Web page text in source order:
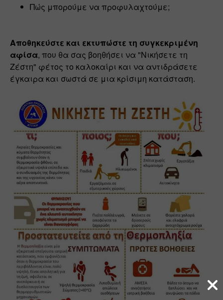
Πώς μπορούμε να προφυλαχτούμε;
Αποθηκεύστε και εκτυπώστε τη συγκεκριμένη
αφίσα, που θα σας βοηθήσει να "Νικήσετε τη
Ζέστη" φέτος το καλοκαίρι και να αντιδράσετε
έγκαιρα και σωστά σε μια κρίσιμη κατάσταση.